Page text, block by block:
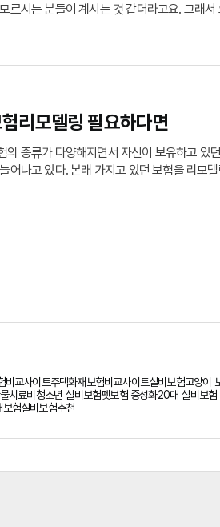
르시는 분들이 계시는 것 같더라고요. 그래
리모델링 필요하다면
의 종류가 다양해지면서 자신이 보유하고 있
어나고 있다. 본래 가지고 있던 보험을 리모
비교사이트주택화재보험비교사이트실비보험고양이
치료비 청소년 실비보험펫보험 중성화20대 실비보험
보험실비보험추천